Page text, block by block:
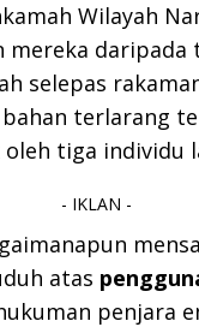
Wilayah
mereka daripada
selepas
terlarang
tiga individu
- IKLAN -
atas
penjara